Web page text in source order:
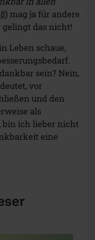
) mag ja für andere
das nicht!
Leben schaue,
sein? Nein,
vor
und den
als
bin ich lieber nicht
eine